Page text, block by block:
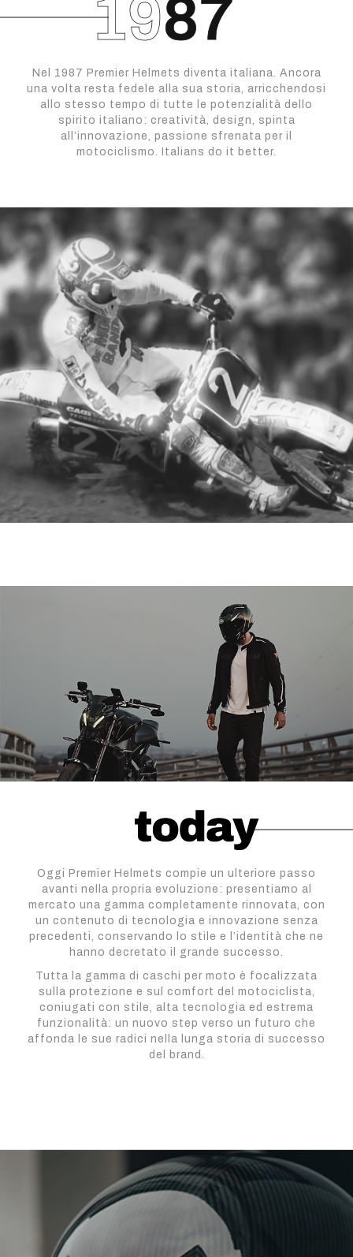
Nel 1987 Premier Helmets diventa italiana. Ancora
una volta resta fedele alla sua storia, arricchendosi
allo stesso tempo di tutte le potenzialità dello
spirito italiano: creatività, design, spinta
all’innovazione, passione sfrenata per il
motociclismo. Italians do it better.
Oggi Premier Helmets compie un ulteriore passo
avanti nella propria evoluzione: presentiamo al
mercato una gamma completamente rinnovata, con
un contenuto di tecnologia e innovazione senza
precedenti, conservando lo stile e l’identità che ne
hanno decretato il grande successo.
Tutta la gamma di caschi per moto è focalizzata
sulla protezione e sul comfort del motociclista,
coniugati con stile, alta tecnologia ed estrema
funzionalità: un nuovo step verso un futuro che
affonda le sue radici nella lunga storia di successo
del brand.